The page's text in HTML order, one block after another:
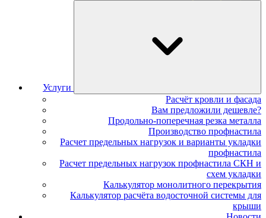
Услуги
Расчёт кровли и фасада
Вам предложили дешевле?
Продольно-поперечная резка металла
Производство профнастила
Расчет предельных нагрузок и варианты укладки
профнастила
Расчет предельных нагрузок профнастила СКН и
схем укладки
Калькулятор монолитного перекрытия
Калькулятор расчёта водосточной системы для
крыши